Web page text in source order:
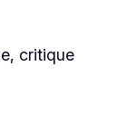
critique